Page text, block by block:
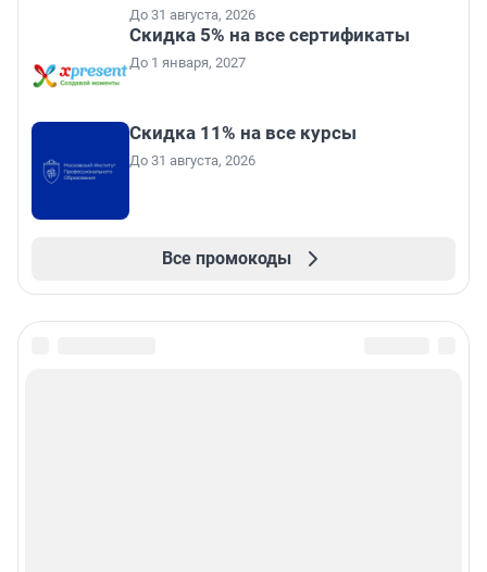
До 31 августа, 2026
Скидка 5% на все сертификаты
До 1 января, 2027
Скидка 11% на все курсы
До 31 августа, 2026
Все промокоды